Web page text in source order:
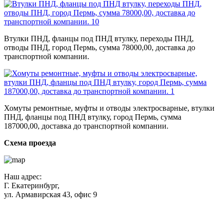
Втулки ПНД, фланцы под ПНД втулку, переходы ПНД,
отводы ПНД, город Пермь, сумма 78000,00, доставка до
транспортной компании.
Хомуты ремонтные, муфты и отводы электросварные, втулки
ПНД, фланцы под ПНД втулку, город Пермь, сумма
187000,00, доставка до транспортной компании.
Схема проезда
Наш адрес:
Г. Екатеринбург,
ул. Армавирская 43, офис 9